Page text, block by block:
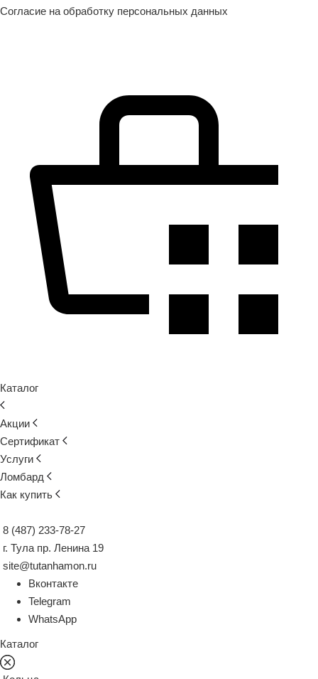
Согласие на обработку персональных данных
Каталог
Акции
Сертификат
Услуги
Ломбард
Как купить
8 (487) 233-78-27
г. Тула пр. Ленина 19
site@tutanhamon.ru
Вконтакте
Telegram
WhatsApp
Каталог